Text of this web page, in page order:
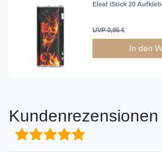
Eleaf iStick 20
UVP 0,95 €
In den
Kundenrezensionen